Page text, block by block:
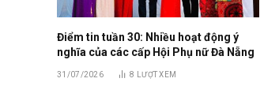
Điểm tin tuần 30: Nhiều hoạt động ý
nghĩa của các cấp Hội Phụ nữ Đà Nẵng
31/07/2026 8 LƯỢT XEM